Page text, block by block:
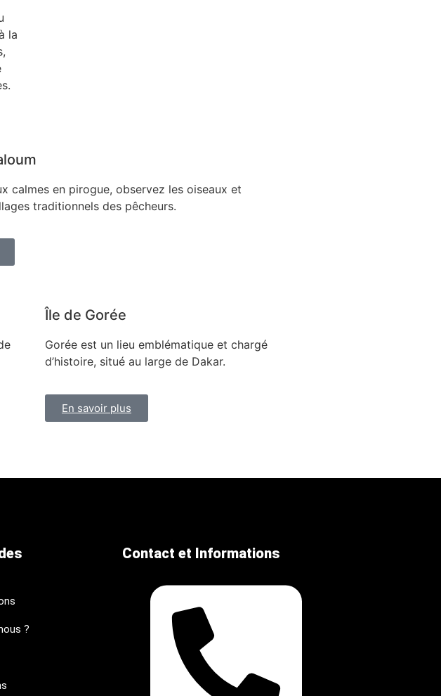
la
calmes en pirogue, observez les oiseaux et
traditionnels des pêcheurs.
Île de Gorée
Gorée est un lieu emblématique et chargé
d’histoire, situé au large de Dakar.
En savoir plus
?
Contact et Informations